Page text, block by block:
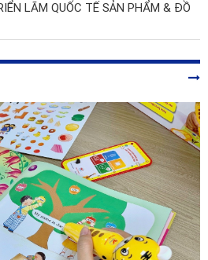
LÃM QUỐC TẾ SẢN PHẨM & ĐỒ